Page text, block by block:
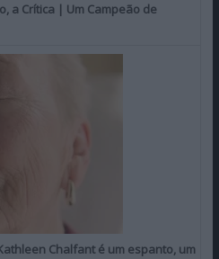
a Crítica | Um Campeão de
Chalfant é um espanto, um